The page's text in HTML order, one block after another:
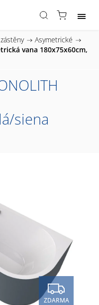
/ Asymetrické /
vana 180x75x60cm,
siena
ZDARMA